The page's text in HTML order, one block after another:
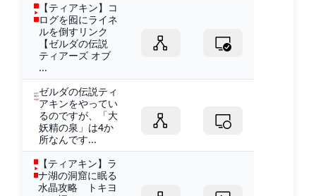
【ティアキン】コ
ログを囮にライネ
ルを倒すリンク
【ゼルダの伝説
ティアーズ オブ
...
ゼルダの伝説ティ
アキンをやってい
るのですが、「大
妖精の泉」は4か
所なんです...
【ティアキン】ラ
ナ湖の洞窟に眠る
水晶攻略 トキヨ